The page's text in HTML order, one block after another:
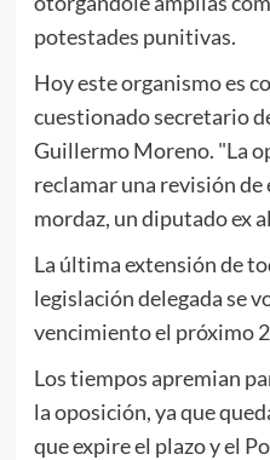
potestades punitivas.
Hoy este organismo es
cuestionado secretario
Guillermo Moreno. "La
reclamar una revisión de
mordaz, un diputado ex
La última extensión de
legislación delegada se
vencimiento el próximo
Los tiempos apremian
la oposición, ya que
que expire el plazo y el